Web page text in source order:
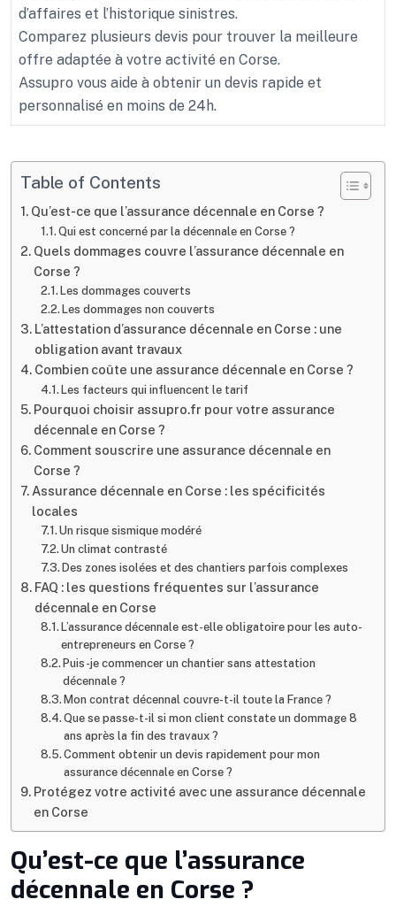
d’affaires et l’historique sinistres.
Comparez plusieurs devis pour trouver la meilleure
offre adaptée à votre activité en Corse.
Assupro vous aide à obtenir un devis rapide et
personnalisé en moins de 24h.
Table of Contents
Qu’est-ce que l’assurance décennale en Corse ?
Qui est concerné par la décennale en Corse ?
Quels dommages couvre l’assurance décennale en
Corse ?
Les dommages couverts
Les dommages non couverts
L’attestation d’assurance décennale en Corse : une
obligation avant travaux
Combien coûte une assurance décennale en Corse ?
Les facteurs qui influencent le tarif
Pourquoi choisir assupro.fr pour votre assurance
décennale en Corse ?
Comment souscrire une assurance décennale en
Corse ?
Assurance décennale en Corse : les spécificités
locales
Un risque sismique modéré
Un climat contrasté
Des zones isolées et des chantiers parfois complexes
FAQ : les questions fréquentes sur l’assurance
décennale en Corse
L’assurance décennale est-elle obligatoire pour les auto-
entrepreneurs en Corse ?
Puis-je commencer un chantier sans attestation
décennale ?
Mon contrat décennal couvre-t-il toute la France ?
Que se passe-t-il si mon client constate un dommage 8
ans après la fin des travaux ?
Comment obtenir un devis rapidement pour mon
assurance décennale en Corse ?
Protégez votre activité avec une assurance décennale
en Corse
Qu’est-ce que l’assurance
décennale en Corse ?